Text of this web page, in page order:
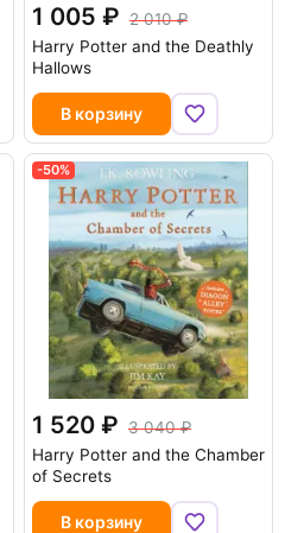
1 005
2 010
Harry Potter and the Deathly
Hallows
В корзину
-50%
1 520
3 040
Harry Potter and the Chamber
of Secrets
В корзину